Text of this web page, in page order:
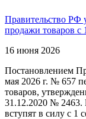
Правительство РФ
продажи товаров с
16 июня 2026
Постановлением
мая 2026 г. № 657
товаров,
31.12.2020 № 2463.
вступят в силу с 1